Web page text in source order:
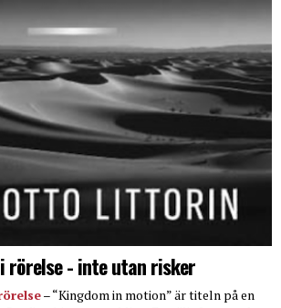
rörelse - inte utan risker
– “Kingdom in motion” är titeln på en